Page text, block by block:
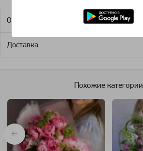
Оплата
Доставка
Похожие категории